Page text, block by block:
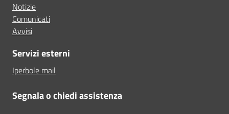
Notizie
Comunicati
Avvisi
Servizi esterni
Iperbole mail
Segnala o chiedi assistenza